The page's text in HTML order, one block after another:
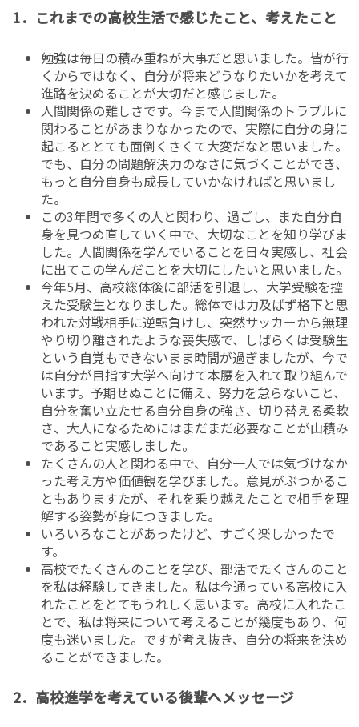
1．これまでの高校生活で感じたこと、考えたこと
勉強は毎日の積み重ねが大事だと思いました。皆が行
くからではなく、自分が将来どうなりたいかを考えて
進路を決めることが大切だと感じました。
人間関係の難しさです。今まで人間関係のトラブルに
関わることがあまりなかったので、実際に自分の身に
起こるととても面倒くさくて大変だなと思いました。
でも、自分の問題解決力のなさに気づくことができ、
もっと自分自身も成長していかなければと思いまし
た。
この3年間で多くの人と関わり、過ごし、また自分自
身を見つめ直していく中で、大切なことを知り学びま
した。人間関係を学んでいることを日々実感し、社会
に出てこの学んだことを大切にしたいと思いました。
今年5月、高校総体後に部活を引退し、大学受験を控
えた受験生となりました。総体では力及ばず格下と思
われた対戦相手に逆転負けし、突然サッカーから無理
やり切り離されたような喪失感で、しばらくは受験生
という自覚もできないまま時間が過ぎましたが、今で
は自分が目指す大学へ向けて本腰を入れて取り組んで
います。予期せぬことに備え、努力を怠らないこと、
自分を奮い立たせる自分自身の強さ、切り替える柔軟
さ、大人になるためにはまだまだ必要なことが山積み
であること実感しました。
たくさんの人と関わる中で、自分一人では気づけなか
った考え方や価値観を学びました。意見がぶつかるこ
ともありますたが、それを乗り越えたことで相手を理
解する姿勢が身につきました。
いろいろなことがあったけど、すごく楽しかったで
す。
高校でたくさんのことを学び、部活でたくさんのこと
を私は経験してきました。私は今通っている高校に入
れたことをとてもうれしく思います。高校に入れたこ
とで、私は将来について考えることが幾度もあり、何
度も迷いました。ですが考え抜き、自分の将来を決め
ることができました。
2．高校進学を考えている後輩へメッセージ